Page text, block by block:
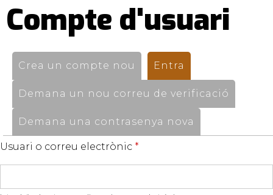
Compte d'usuari
Pestanyes
primàries
Crea un compte nou Entra
Demana un nou correu de verificació
Demana una contrasenya nova
Usuari o correu electrònic *